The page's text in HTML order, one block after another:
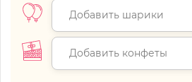
Добавить шарики
Добавить конфеты